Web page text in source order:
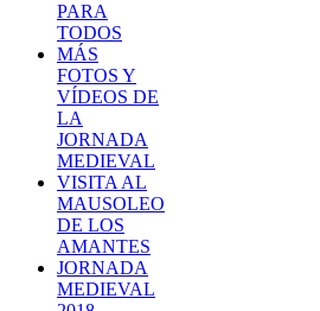
PARA
TODOS
MÁS
FOTOS Y
VÍDEOS DE
LA
JORNADA
MEDIEVAL
VISITA AL
MAUSOLEO
DE LOS
AMANTES
JORNADA
MEDIEVAL